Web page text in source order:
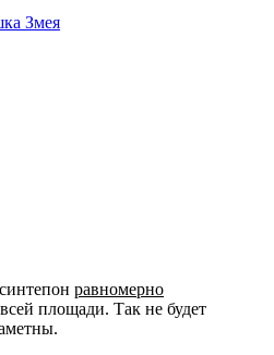
равномерно
площади. Так не будет